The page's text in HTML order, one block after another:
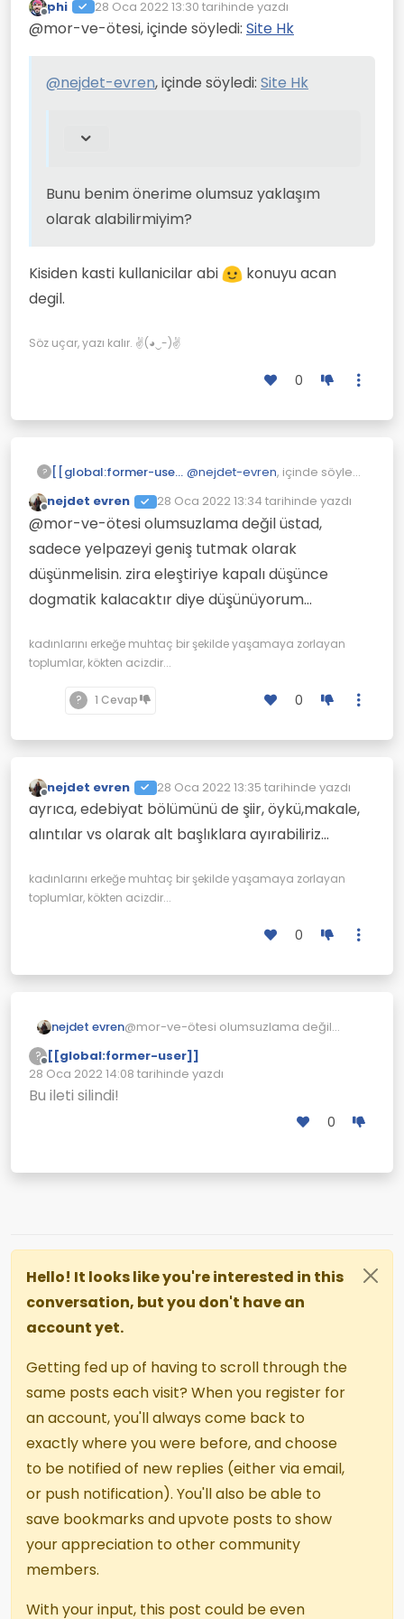
Bu düşüncemi nasıl değerlendirirsiniz
bilmiyorum ama nasıl değerlendirirseniz
şunu da ilave etmek
isterim, serbest
forumlara eleştirel
katılım da olmalı ve
alabilirmiyim?
Çevrimdışı
phi 28 Oca 2022 13:30 tarihinde yazdı
Son düzenleyen:
@mor-ve-ötesi, içinde söyledi: Site Hk
@nejdet-evren, içinde söyledi: Site Hk
Bunu benim önerime olumsuz yaklaşım
olarak alabilirmiyim?
Kisiden kasti kullanicilar abi
konuyu acan
degil.
Söz uçar, yazı kalır. ✌(◕‿-)✌
0
? [[global:former-user]] @nejdet-evren, içinde söyledi:
şunu da ilave etmek
isterim, serbest kürsü de
açılacak forumlara
eleştirel katılım da olmalı
ve kişi aynı başlık ile sınırlı
kalmamalı...
Bunu benim önerime olumsuz
yaklaşım olarak alabilirmiyim?
Çevrimdışı
nejdet evren 28 Oca 2022 13:34 tarihinde yazdı
Son düzenleyen:
@mor-ve-ötesi olumsuzlama değil üstad,
sadece yelpazeyi geniş tutmak olarak
düşünmelisin. zira eleştiriye kapalı düşünce
dogmatik kalacaktır diye düşünüyorum...
kadınlarını erkeğe muhtaç bir şekilde yaşamaya zorlayan
toplumlar, kökten acizdir...
? 1 Cevap 0
Çevrimdışı
nejdet evren 28 Oca 2022 13:35 tarihinde yazdı
Son düzenleyen:
ayrıca, edebiyat bölümünü de şiir, öykü,makale,
alıntılar vs olarak alt başlıklara ayırabiliriz...
kadınlarını erkeğe muhtaç bir şekilde yaşamaya zorlayan
toplumlar, kökten acizdir...
0
nejdet evren@mor-ve-ötesi olumsuzlama değil
olarak düşünmelisin. zira eleştiriye kapalı
düşünce dogmatik kalacaktır diye
?
Çevrimdışı
[[global:former-user]]
28 Oca 2022 14:08 tarihinde yazdı
Son düzenleyen:
Bu ileti silindi!
0
Hello! It looks like you're interested in this
conversation, but you don't have an
account yet.
Getting fed up of having to scroll through the
same posts each visit? When you register for
an account, you'll always come back to
exactly where you were before, and choose
to be notified of new replies (either via email,
or push notification). You'll also be able to
save bookmarks and upvote posts to show
your appreciation to other community
members.
With your input, this post could be even